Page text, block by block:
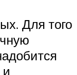
Для того